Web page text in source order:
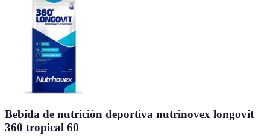
Bebida de nutrición deportiva nutrinovex longovit
360 tropical 60